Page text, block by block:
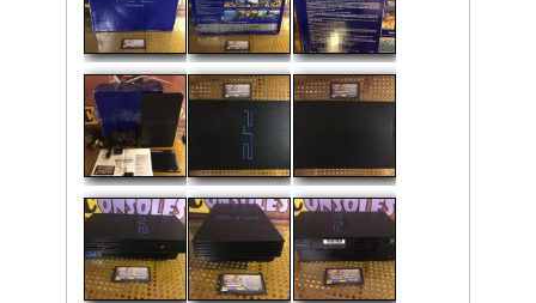
• Демо-диск (оригинал)
• Карта памяти 8MB (оригинал)
Данная консоль воспроизводит только
оригинальные игры PAL региона (Европа) для Sony
2. Любые нелицензионные / пиратские игры
P.S. У коробки нет внутренностей (пенопласта),
снижена.
Рейтинг:
Средняя: оценка)